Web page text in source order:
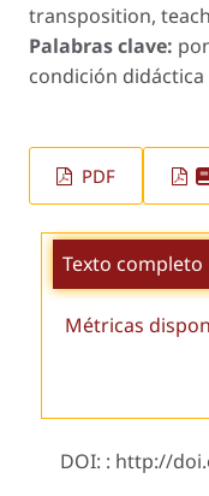
transposition,
Palabras clave:
condición didáctica
PDF
Texto completo
Métricas
DOI: : http://